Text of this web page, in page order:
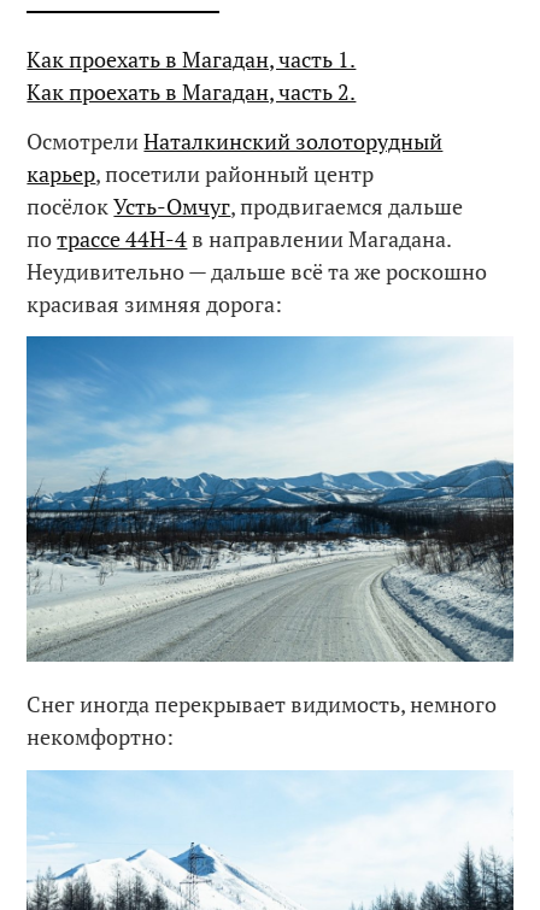
Как проехать в Магадан, часть 1.
Как проехать в Магадан, часть 2.
ОсмотрелиНаталкинский золоторудный
карьер, посетили районный центр
посёлокУсть-Омчуг, продвигаемся дальше
потрассе 44H-4в направлении Магадана.
Неудивительно — дальше всё та же роскошно
красивая зимняя дорога:
Снег иногда перекрывает видимость, немного
некомфортно: